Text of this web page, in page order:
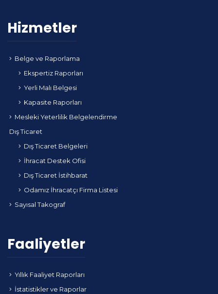
Hizmetler
Belge ve Raporlama
Ekspertiz Raporları
Yerli Malı Belgesi
Kapasite Raporları
Mesleki Yeterlilik Belgelendirme
Dış Ticaret
Dış Ticaret Belgeleri
İhracat Destek Ofisi
Dış Ticaret İstihbarat
Odamız İhracatçı Firma Listesi
Sayısal Takograf
Faaliyetler
Yıllık Faaliyet Raporları
İstatistikler ve Raporlar